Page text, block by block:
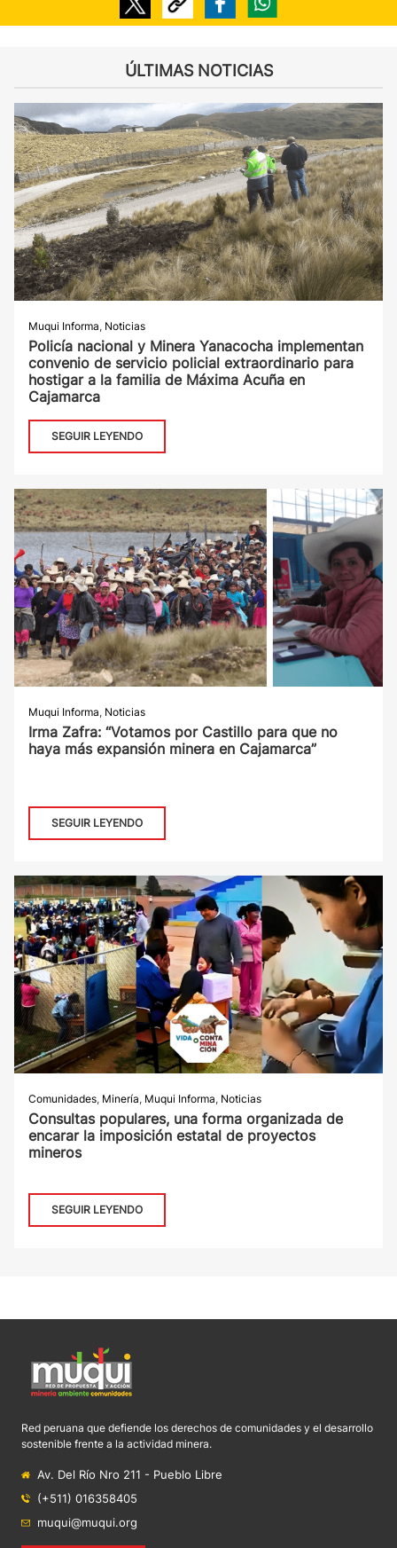
ÚLTIMAS NOTICIAS
Muqui Informa, Noticias
Policía nacional y Minera Yanacocha implementan
convenio de servicio policial extraordinario para
hostigar a la familia de Máxima Acuña en
Cajamarca
SEGUIR LEYENDO
Muqui Informa, Noticias
Irma Zafra: “Votamos por Castillo para que no
haya más expansión minera en Cajamarca”
SEGUIR LEYENDO
Comunidades, Minería, Muqui Informa, Noticias
Consultas populares, una forma organizada de
encarar la imposición estatal de proyectos
mineros
SEGUIR LEYENDO
Red peruana que defiende los derechos de comunidades y el desarrollo
sostenible frente a la actividad minera.
Av. Del Río Nro 211 - Pueblo Libre
(+511) 016358405
muqui@muqui.org